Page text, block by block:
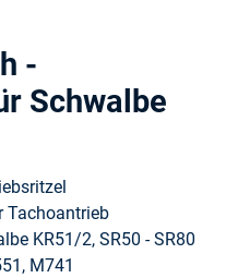
-
Schwalbe
Tachoantrieb
KR51/2, SR50 - SR80
M741